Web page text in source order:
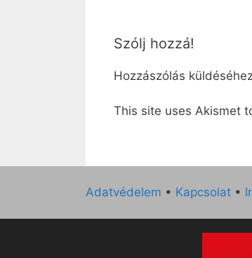
Szólj hozzá!
Hozzászólás
This site uses Akismet
Adatvédelem • Kapcsolat •